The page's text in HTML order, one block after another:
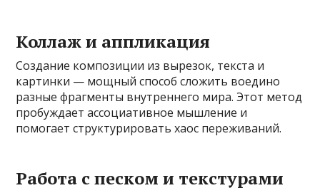
Коллаж и аппликация
Создание композиции из вырезок, текста и
картинки — мощный способ сложить воедино
разные фрагменты внутреннего мира. Этот метод
пробуждает ассоциативное мышление и
помогает структурировать хаос переживаний.
Работа с песком и текстурами